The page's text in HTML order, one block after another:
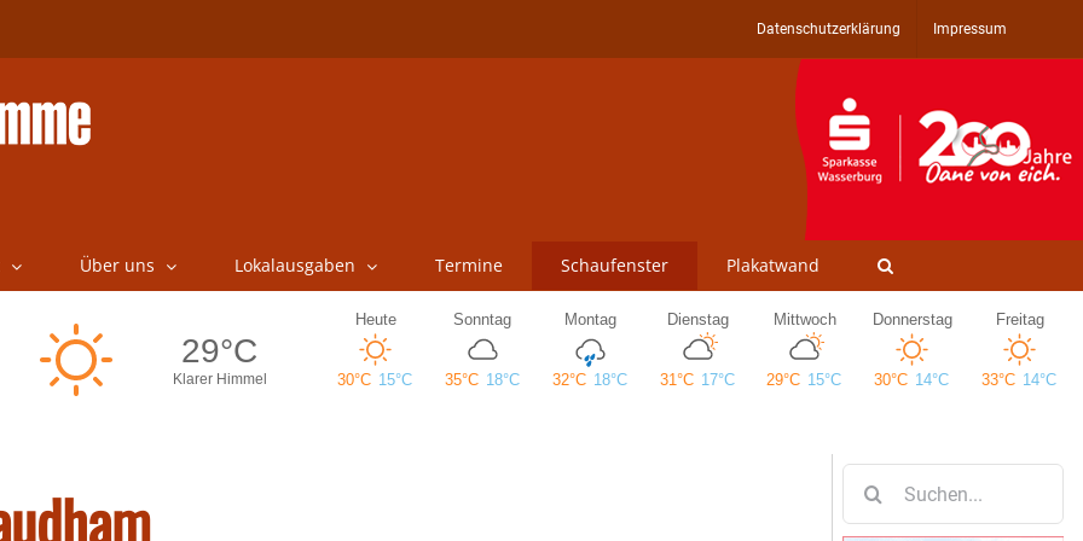
Datenschutzerklärung Impressum
Über uns Lokalausgaben Termine Schaufenster Plakatwand
nach: